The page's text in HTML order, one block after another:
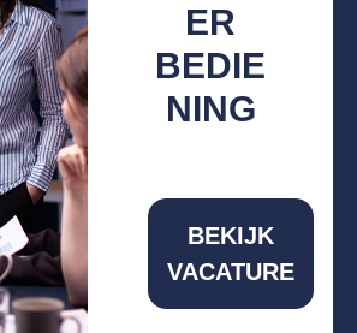
ER
BEDIE
NING
BEKIJK
VACATURE